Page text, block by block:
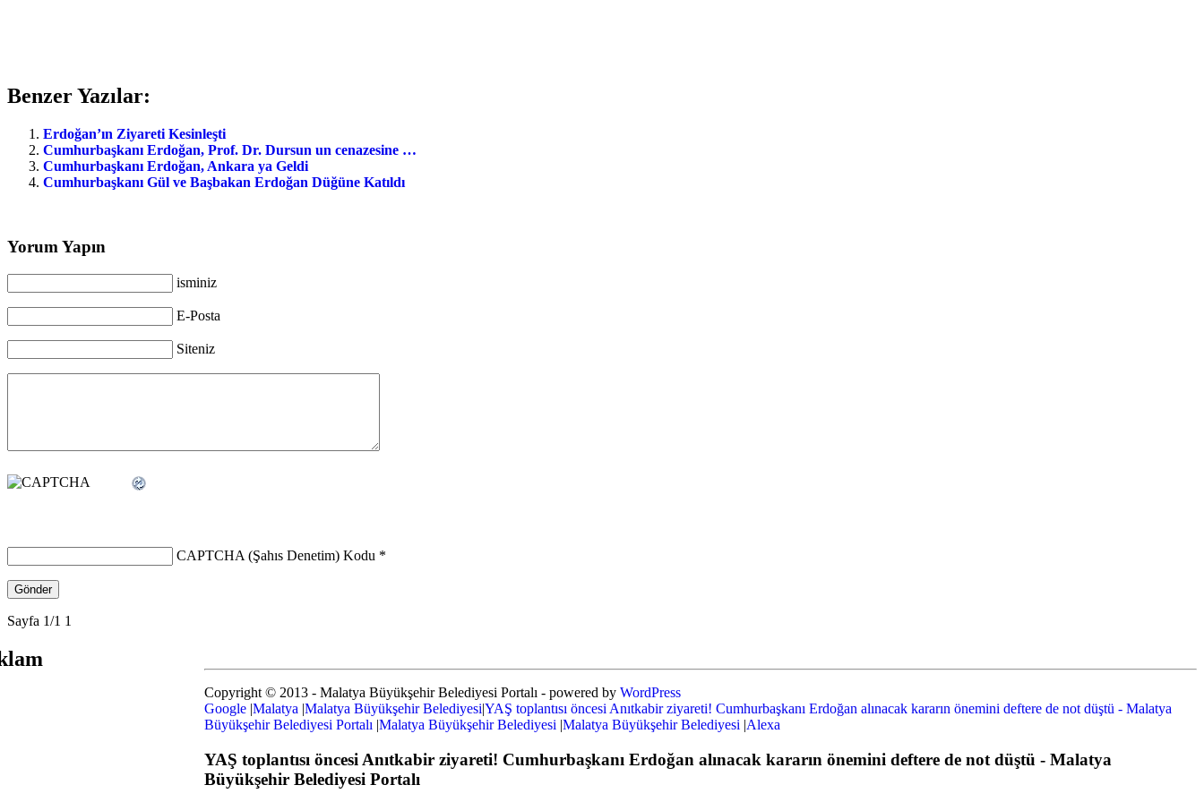
Benzer Yazılar:
Erdoğan’ın Ziyareti Kesinleşti
Cumhurbaşkanı Erdoğan, Prof. Dr. Dursun un cenazesine …
Cumhurbaşkanı Erdoğan, Ankara ya Geldi
Cumhurbaşkanı Gül ve Başbakan Erdoğan Düğüne Katıldı
Yorum Yapın
isminiz
E-Posta
Siteniz
CAPTCHA (Şahıs Denetim) Kodu *
Sayfa 1/1 1
Copyright © 2013 - Malatya Büyükşehir Belediyesi Portalı - powered by WordPress
Google |Malatya |Malatya Büyükşehir Belediyesi|YAŞ toplantısı öncesi Anıtkabir ziyareti! Cumhurbaşkanı Erdoğan alınacak kararın önemini deftere de not düştü - Malatya
Büyükşehir Belediyesi Portalı |Malatya Büyükşehir Belediyesi |Malatya Büyükşehir Belediyesi |Alexa
YAŞ toplantısı öncesi Anıtkabir ziyareti! Cumhurbaşkanı Erdoğan alınacak kararın önemini deftere de not düştü - Malatya
Büyükşehir Belediyesi Portalı